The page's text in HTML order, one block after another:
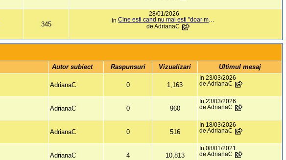
345
28/01/2026
in
deAdrianaC
Autor subiect Raspunsuri Vizualizari Ultimul mesaj
AdrianaC 0 1,163
In 23/03/2026
de AdrianaC
AdrianaC 0 960
In 23/03/2026
de AdrianaC
AdrianaC 0 516
In 18/03/2026
de AdrianaC
AdrianaC 4 10,813
In 08/01/2021
de AdrianaC